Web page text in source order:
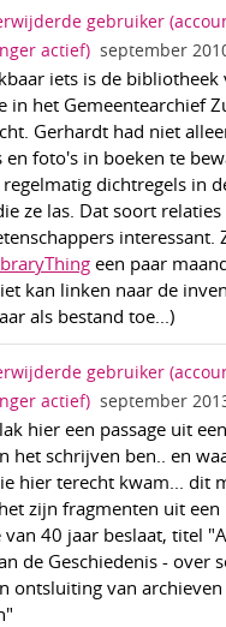
gebruiker
actief) september
iets is de bibliotheek
in het Gemeentearchief
Gerhardt had niet
en foto's in boeken te
dichtregels in
ze las. Dat soort
interessant.
een paar
kan linken naar de
als bestand toe...)
gebruiker
actief) september
hier een passage uit
het schrijven ben.. en
hier terecht kwam... dit
zijn fragmenten uit een
van 40 jaar beslaat, titel
de Geschiedenis - over
ontsluiting van archieven